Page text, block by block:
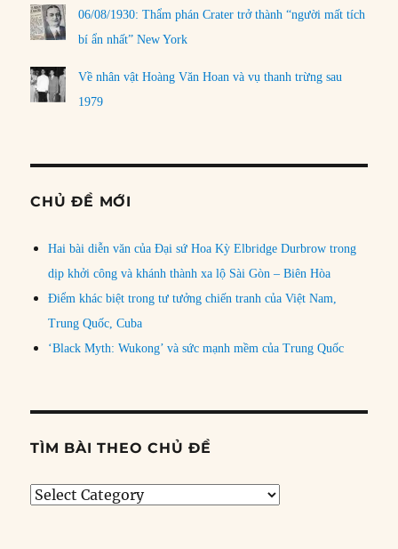
06/08/1930: Thẩm phán Crater trở thành “người mất tích
bí ẩn nhất” New York
Về nhân vật Hoàng Văn Hoan và vụ thanh trừng sau
1979
CHỦ ĐỀ MỚI
Hai bài diễn văn của Đại sứ Hoa Kỳ Elbridge Durbrow trong
dịp khởi công và khánh thành xa lộ Sài Gòn – Biên Hòa
Điểm khác biệt trong tư tưởng chiến tranh của Việt Nam,
Trung Quốc, Cuba
‘Black Myth: Wukong’ và sức mạnh mềm của Trung Quốc
TÌM BÀI THEO CHỦ ĐỀ
Tìm